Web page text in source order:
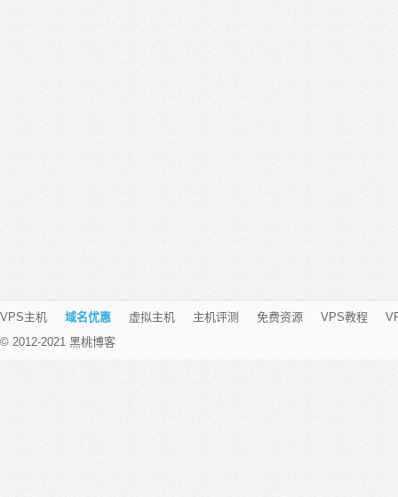
VPS主机 域名优惠 虚拟主机 主机评测 免费资源 VPS教程
© 2012-2021 黑桃博客